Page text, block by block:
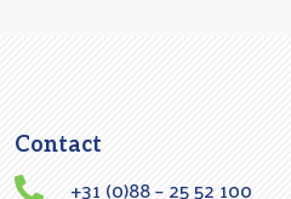
Contact
 +31 (0)88 – 25 52 100